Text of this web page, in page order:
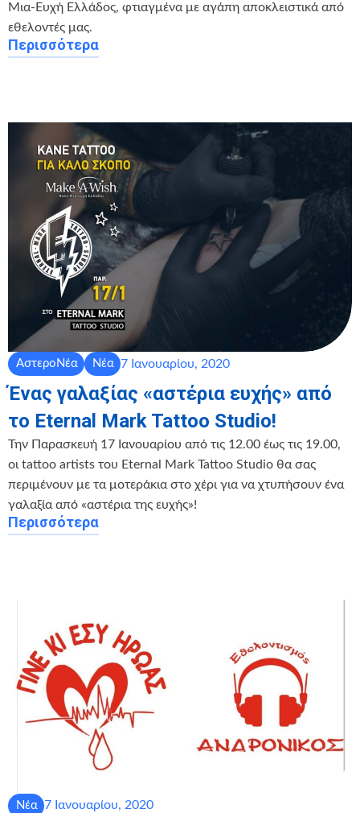
Μια-Ευχή Ελλάδος, φτιαγμένα με αγάπη αποκλειστικά από
εθελοντές μας.
Περισσότερα
ΑστεροΝέα Νέα 7 Ιανουαρίου, 2020
Ένας γαλαξίας «αστέρια ευχής» από
το Eternal Mark Tattoo Studio!
Την Παρασκευή 17 Ιανουαρίου από τις 12.00 έως τις 19.00,
οι tattoo artists του Eternal Mark Tattoo Studio θα σας
περιμένουν με τα μοτεράκια στο χέρι για να χτυπήσουν ένα
γαλαξία από «αστέρια της ευχής»!
Περισσότερα
Νέα 7 Ιανουαρίου, 2020